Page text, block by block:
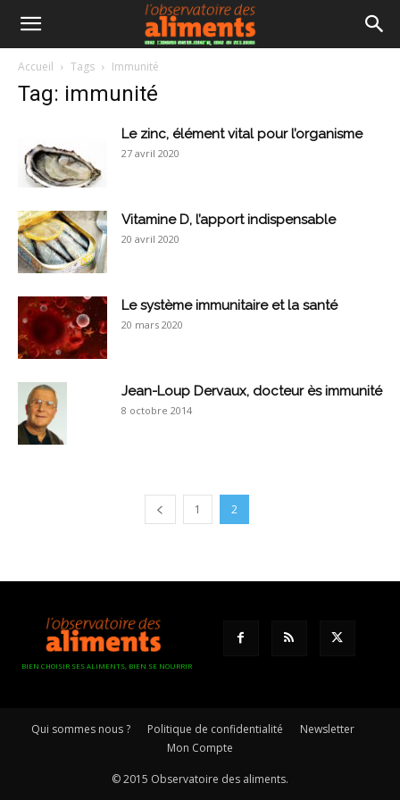
Accueil Tags Immunité
Tag: immunité
Le zinc, élément vital pour l’organisme
27 avril 2020
Vitamine D, l’apport indispensable
20 avril 2020
Le système immunitaire et la santé
20 mars 2020
Jean-Loup Dervaux, docteur ès immunité
8 octobre 2014
1 2
BIEN CHOISIR SES ALIMENTS, BIEN SE NOURRIR
Qui sommes nous ? Politique de confidentialité
Newsletter
Mon Compte
© 2015 Observatoire des aliments.